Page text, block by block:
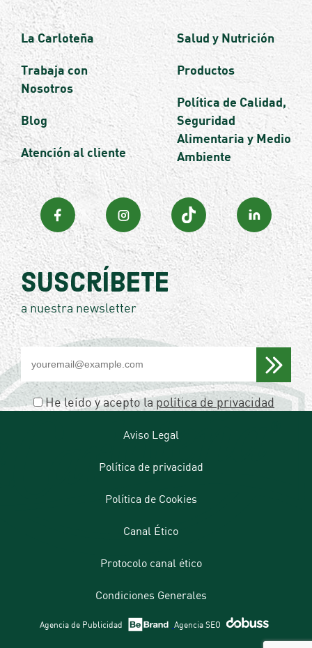
La Carloteña
Trabaja con
Nosotros
Blog
Atención al cliente
Salud y Nutrición
Productos
Política de Calidad,
Seguridad
Alimentaria y Medio
Ambiente
Suscríbete
a nuestra newsletter
Por
deja
este
campo
He leído y acepto lapolítica de privacidad
Aviso Legal
Política de privacidad
Política de Cookies
Canal Ético
Protocolo canal ético
Condiciones Generales
Agencia de Publicidad Agencia SEO